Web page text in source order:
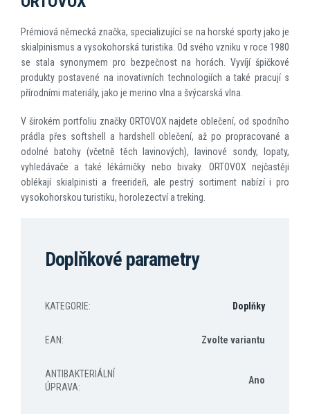
Prémiová německá značka, specializující se na horské sporty jako je
skialpinismus a vysokohorská turistika. Od svého vzniku v roce 1980
se stala synonymem pro bezpečnost na horách. Vyvíjí špičkové
produkty postavené na inovativních technologiích a také pracují s
přírodními materiály, jako je merino vlna a švýcarská vlna.
V širokém portfoliu značky ORTOVOX najdete oblečení, od spodního
prádla přes softshell a hardshell oblečení, až po propracované a
odolné batohy (včetně těch lavinových), lavinové sondy, lopaty,
vyhledávače a také lékárničky nebo bivaky. ORTOVOX nejčastěji
oblékají skialpinisti a freerideři, ale pestrý sortiment nabízí i pro
vysokohorskou turistiku, horolezectví a treking.
Doplňkové parametry
KATEGORIE: Doplňky
EAN: Zvolte variantu
ANTIBAKTERIÁLNÍ
ÚPRAVA:
Ano